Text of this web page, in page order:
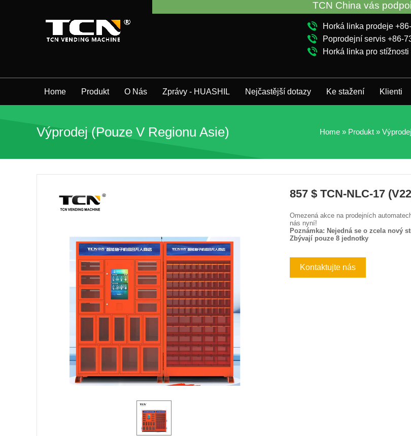
Horká linka prodeje
Poprodejní servis +86-
Horká linka pro
Home Produkt O Nás Zprávy - HUASHIL Nejčastější dotazy Ke stažení Klienti
Výprodej (pouze V Regionu Asie) Home » Produkt »
857 $ TCN-NLC-17
Omezená akce na prodejních
nás nyní!
Poznámka: Nejedná se o zcela nový
Zbývají pouze 8 jednotky
Kontaktujte nás
TCN China vás podpoří